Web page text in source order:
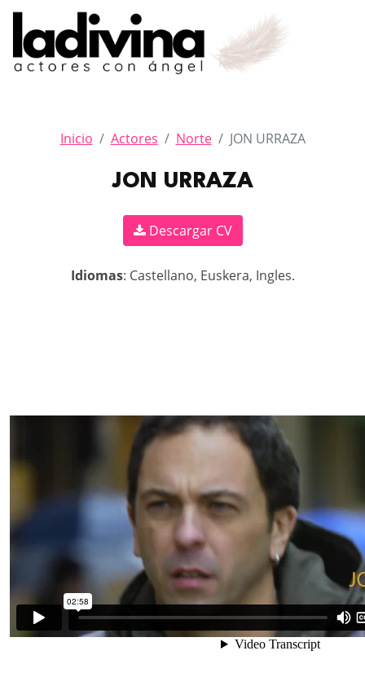
Inicio Actores Norte JON URRAZA
JON URRAZA
Descargar CV
Idiomas: Castellano, Euskera, Ingles.